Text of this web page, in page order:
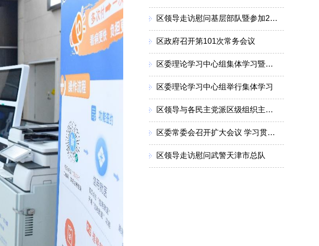
区领导走访慰问基层部队暨参加2026年度“军事日”活动
区政府召开第101次常务会议
区委理论学习中心组集体学习暨调研成果交流会召开
区委理论学习中心组举行集体学习
区领导与各民主党派区级组织主委新一届领导班子集体座谈
区委常委会召开扩大会议 学习贯彻习近平总书记重要讲话精神 分析上半年经济形势研究部署下一步工作
区领导走访慰问武警天津市总队